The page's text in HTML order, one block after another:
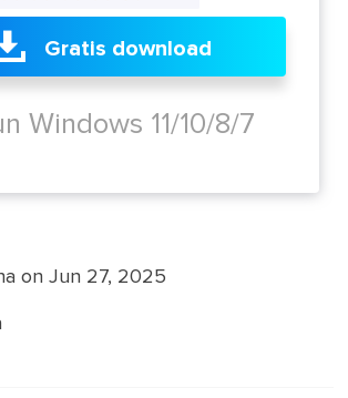
Gratis download
Windows 11/10/8/7
on Jun 27, 2025